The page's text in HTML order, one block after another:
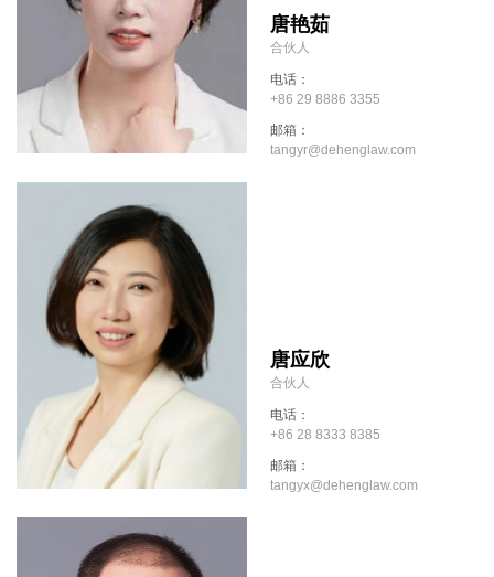
唐艳茹
合伙人
电话：
+86 29 8886 3355
邮箱：
tangyr@dehenglaw.com
唐应欣
合伙人
电话：
+86 28 8333 8385
邮箱：
tangyx@dehenglaw.com